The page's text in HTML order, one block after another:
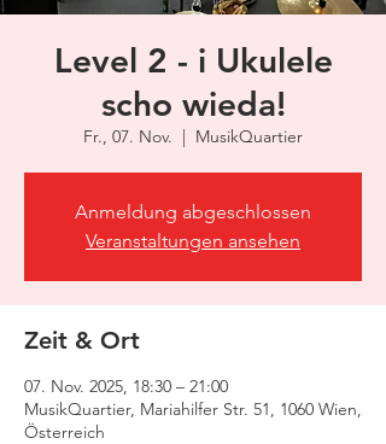
Level 2 - i Ukulele
scho wieda!
Fr., 07. Nov.
  |
MusikQuartier
Anmeldung abgeschlossen
Veranstaltungen ansehen
Zeit & Ort
07. Nov. 2025, 18:30 – 21:00
MusikQuartier, Mariahilfer Str. 51, 1060 Wien,
Österreich